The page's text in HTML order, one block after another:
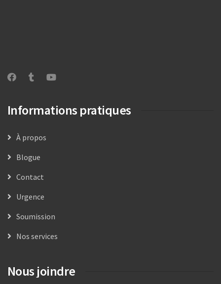
Informations pratiques
À propos
Blogue
Contact
Urgence
Soumission
Nos services
Nous joindre